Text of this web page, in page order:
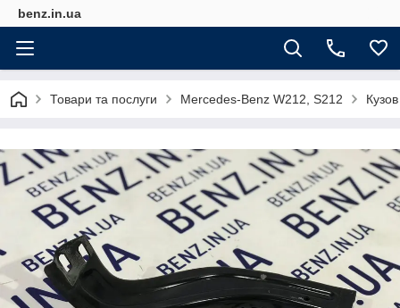
benz.in.ua
Товари та послуги Mercedes-Benz W212, S212 Кузов